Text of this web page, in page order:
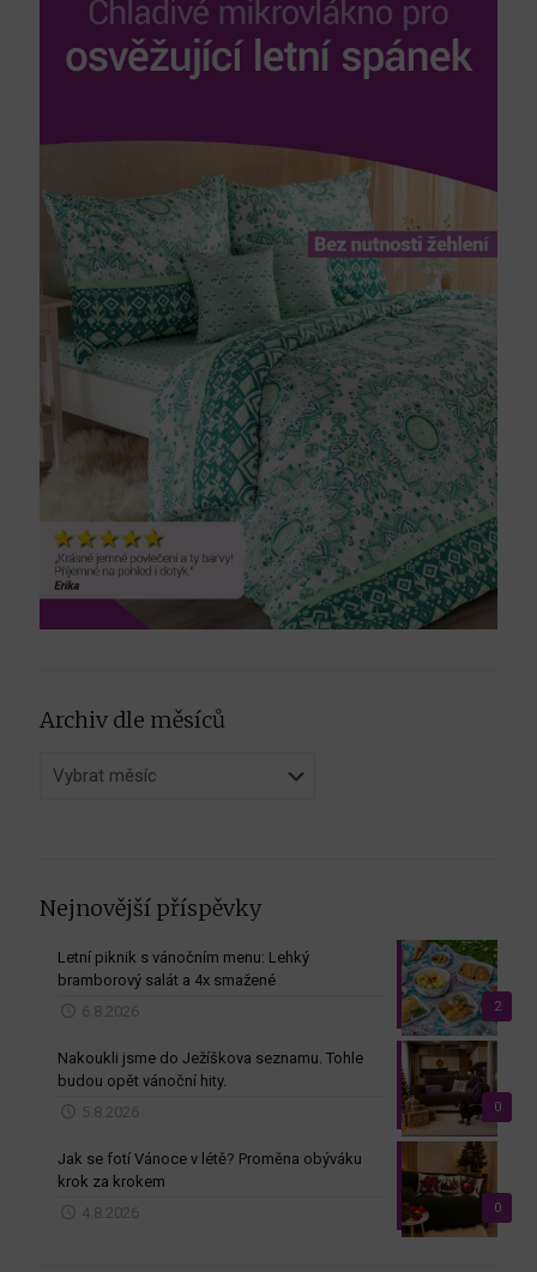
Archiv dle měsíců
dle
Nejnovější příspěvky
2
Letní piknik s vánočním menu: Lehký
bramborový salát a 4x smažené
6.8.2026
0
Nakoukli jsme do Ježíškova seznamu. Tohle
budou opět vánoční hity.
5.8.2026
0
Jak se fotí Vánoce v létě? Proměna obýváku
krok za krokem
4.8.2026